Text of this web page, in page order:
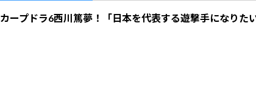
カープドラ6西川篤夢！「日本を代表する遊撃手になりた